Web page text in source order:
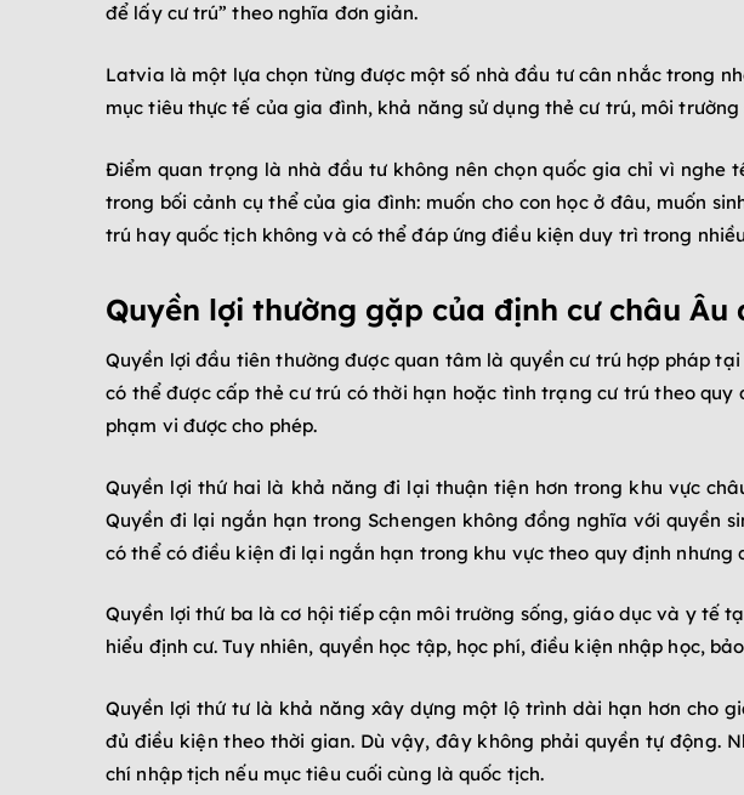
để lấy cư trú” theo nghĩa đơn giản.
Latvia là một lựa chọn từng được một số nhà đầu tư cân nhắc trong
mục tiêu thực tế của gia đình, khả năng sử dụng thẻ cư trú, môi
Điểm quan trọng là nhà đầu tư không nên chọn quốc gia chỉ vì
trong bối cảnh cụ thể của gia đình: muốn cho con học ở đâu, muốn
trú hay quốc tịch không và có thể đáp ứng điều kiện duy trì trong
Quyền lợi thường gặp của định cư châu
Quyền lợi đầu tiên thường được quan tâm là quyền cư trú hợp pháp
có thể được cấp thẻ cư trú có thời hạn hoặc tình trạng cư trú theo
phạm vi được cho phép.
Quyền lợi thứ hai là khả năng đi lại thuận tiện hơn trong khu vực
Quyền đi lại ngắn hạn trong Schengen không đồng nghĩa với quyền
có thể có điều kiện đi lại ngắn hạn trong khu vực theo quy định
Quyền lợi thứ ba là cơ hội tiếp cận môi trường sống, giáo dục và y tế
hiểu định cư. Tuy nhiên, quyền học tập, học phí, điều kiện nhập học,
Quyền lợi thứ tư là khả năng xây dựng một lộ trình dài hạn hơn cho
đủ điều kiện theo thời gian. Dù vậy, đây không phải quyền tự động.
chí nhập tịch nếu mục tiêu cuối cùng là quốc tịch.